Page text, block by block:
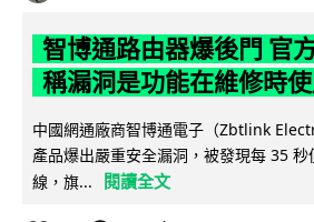
智博通路由器爆後門 官
稱漏洞是功能在維修時使
中國網通廠商智博通電子（Zbtlink
產品爆出嚴重安全漏洞，被發現每 35
線，旗...
閱讀全文